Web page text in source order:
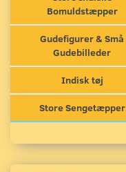
Bomuldstæpper
Gudefigurer & Små
Gudebilleder
Indisk tøj
Store Sengetæpper